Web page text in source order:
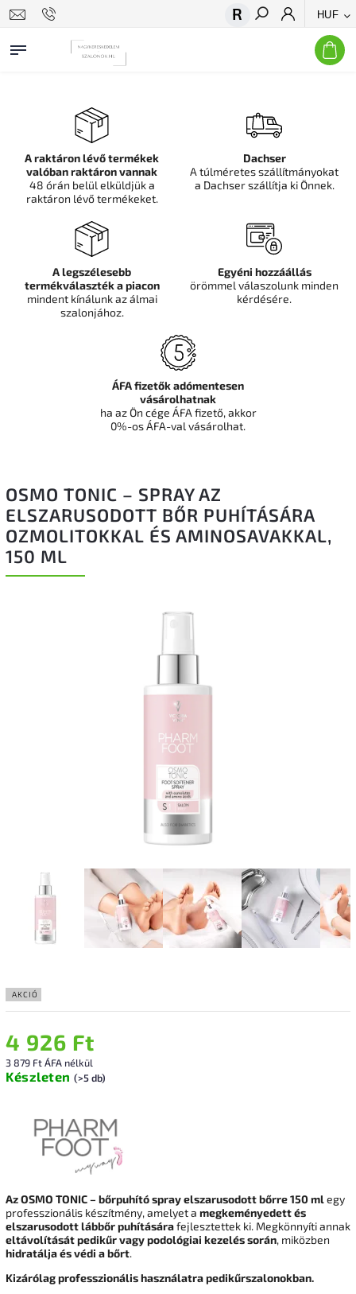
HUF
Keresés
OSMO TONIC – SPRAY AZ
ELSZARUSODOTT BŐR PUHÍTÁSÁRA
OZMOLITOKKAL ÉS AMINOSAVAKKAL,
150 ML
AKCIÓ
4 926 Ft
3 879 Ft ÁFA nélkül
Készleten (>5 db)
Az OSMO TONIC – bőrpuhító spray elszarusodott bőrre 150 mlegy
professzionális készítmény, amelyet a megkeményedett és
elszarusodott lábbőr puhításárafejlesztettek ki. Megkönnyíti annak
eltávolítását pedikűr vagy podológiai kezelés során, miközben
hidratálja és védi a bőrt.
Kizárólag professzionális használatra pedikűrszalonokban.
A raktáron lévő termékek
valóban raktáron vannak
48 órán belül elküldjük a
raktáron lévő termékeket.
Dachser
A túlméretes szállítmányokat
a Dachser szállítja ki Önnek.
A legszélesebb
termékválaszték a piacon
mindent kínálunk az álmai
szalonjához.
Egyéni hozzáállás
örömmel válaszolunk minden
kérdésére.
ÁFA fizetők adómentesen
vásárolhatnak
ha az Ön cége ÁFA fizető, akkor
0%-os ÁFA-val vásárolhat.